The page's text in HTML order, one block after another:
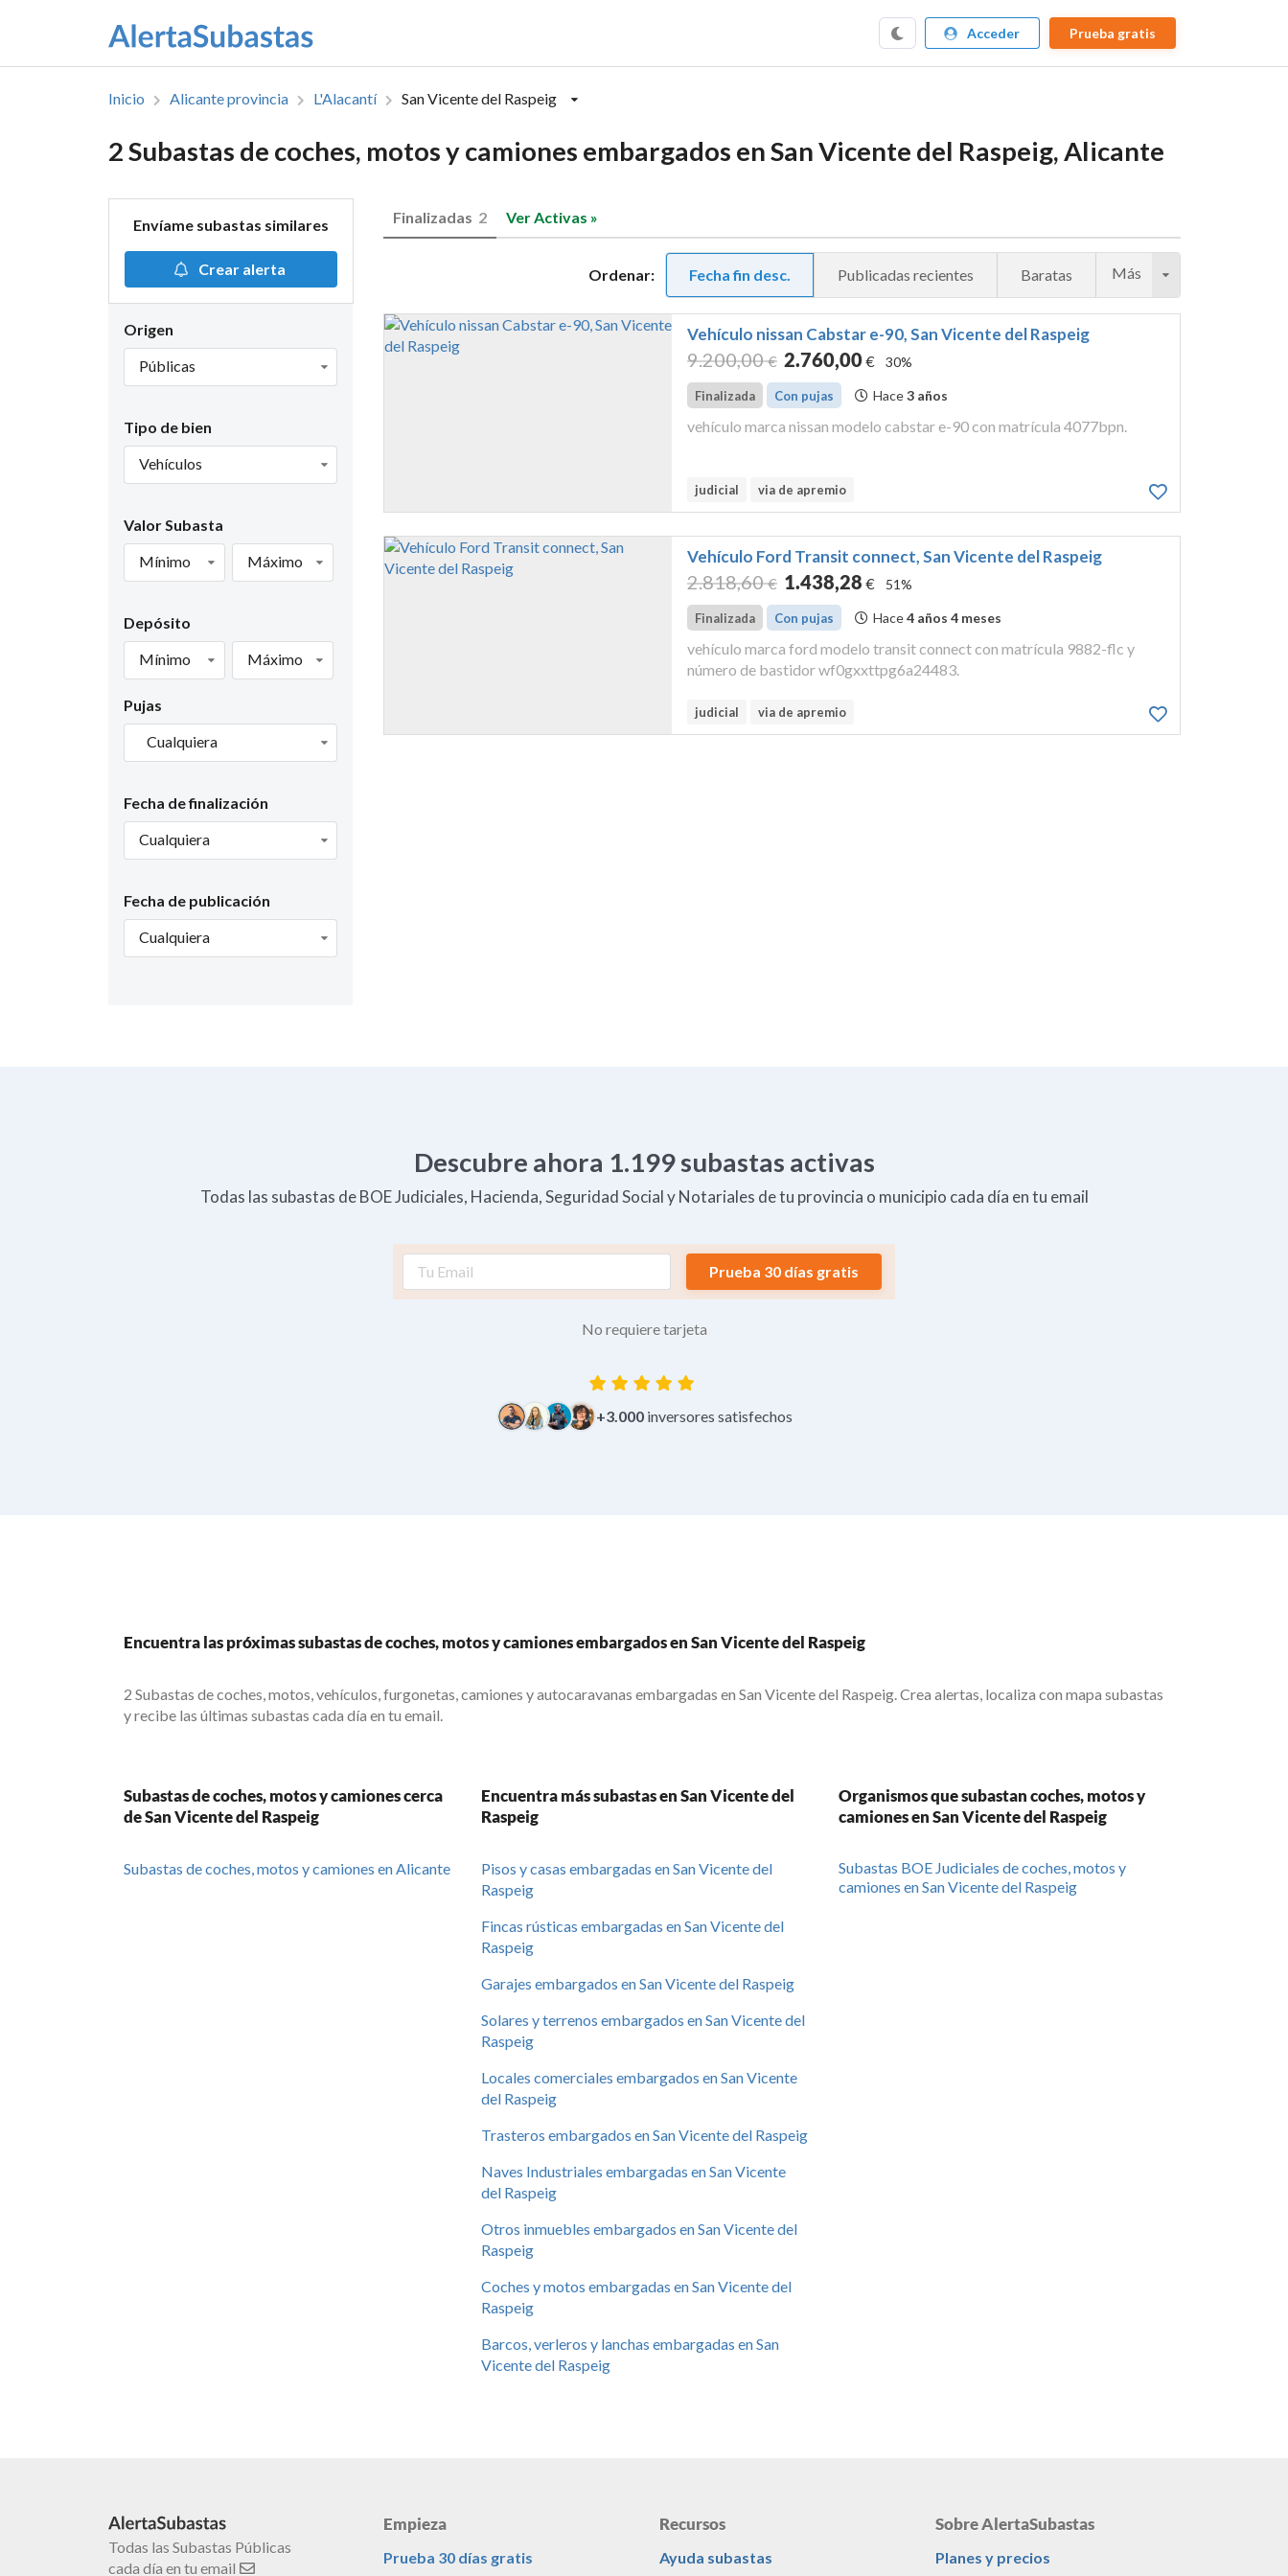
Acceder Prueba gratis
Inicio Alicante provincia L'Alacantí San Vicente del Raspeig
2 Subastas de coches, motos y camiones embargados en San Vicente del Raspeig, Alicante
Envíame subastas similares
Crear alerta
Origen
Públicas
Tipo de bien
Vehículos
Valor Subasta
Mínimo
Máximo
Depósito
Mínimo
Máximo
Pujas
Cualquiera
Fecha de finalización
Cualquiera
Fecha de publicación
Cualquiera
Finalizadas 2 Ver Activas »
Ordenar: Fecha fin desc. Publicadas recientes Baratas Más
Vehículo nissan Cabstar e-90, San Vicente del Raspeig
9.200,00 € 2.760,00€ 30%
Finalizada Con pujas Hace3 años
vehículo marca nissan modelo cabstar e-90 con matrícula 4077bpn.
judicial via de apremio
Vehículo Ford Transit connect, San Vicente del Raspeig
2.818,60 € 1.438,28 € 51%
Finalizada Con pujas Hace4 años 4 meses
vehículo marca ford modelo transit connect con matrícula 9882-flc y
número de bastidor wf0gxxttpg6a24483.
judicial via de apremio
Descubre ahora 1.199subastas activas
Todas las subastas de BOE Judiciales, Hacienda, Seguridad Social y Notariales de tu provincia o municipio cada día en tu email
Prueba 30 días gratis
No requiere tarjeta
+3.000inversores satisfechos
Encuentra las próximas subastas de coches, motos y camiones embargados en San Vicente del Raspeig
2 Subastas de coches, motos, vehículos, furgonetas, camiones y autocaravanas embargadas en San Vicente del Raspeig. Crea alertas, localiza con mapa subastas
y recibe las últimas subastas cada día en tu email.
Subastas de coches, motos y camiones cerca
de San Vicente del Raspeig
Subastas de coches, motos y camiones en Alicante
Encuentra más subastas en San Vicente del
Raspeig
Pisos y casas embargadas en San Vicente del
Raspeig
Fincas rústicas embargadas en San Vicente del
Raspeig
Garajes embargados en San Vicente del Raspeig
Solares y terrenos embargados en San Vicente del
Raspeig
Locales comerciales embargados en San Vicente
del Raspeig
Trasteros embargados en San Vicente del Raspeig
Naves Industriales embargadas en San Vicente
del Raspeig
Otros inmuebles embargados en San Vicente del
Raspeig
Coches y motos embargadas en San Vicente del
Raspeig
Barcos, verleros y lanchas embargadas en San
Vicente del Raspeig
Organismos que subastan coches, motos y
camiones en San Vicente del Raspeig
Subastas BOE Judiciales de coches, motos y
camiones en San Vicente del Raspeig
Todas las Subastas Públicas
cada día en tu email
Empieza
Prueba 30 días gratis
Recursos
Ayuda subastas
Sobre AlertaSubastas
Planes y precios